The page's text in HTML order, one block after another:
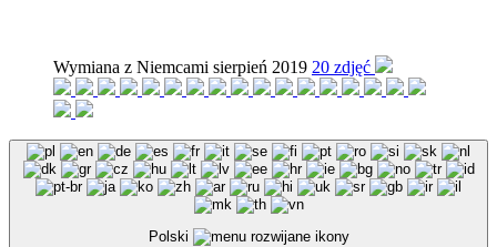
Wymiana z Niemcami sierpień 2019 20 zdjęć
Polski